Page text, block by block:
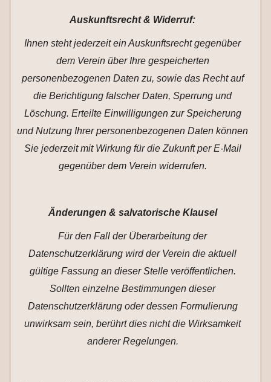
Auskunftsrecht & Widerruf:
Ihnen steht jederzeit ein Auskunftsrecht gegenüber
dem Verein über Ihre gespeicherten
personenbezogenen Daten zu, sowie das Recht auf
die Berichtigung falscher Daten, Sperrung und
Löschung. Erteilte Einwilligungen zur Speicherung
und Nutzung Ihrer personenbezogenen Daten können
Sie jederzeit mit Wirkung für die Zukunft per E-Mail
gegenüber dem Verein widerrufen.
Änderungen & salvatorische Klausel
Für den Fall der Überarbeitung der
Datenschutzerklärung wird der Verein die aktuell
gültige Fassung an dieser Stelle veröffentlichen.
Sollten einzelne Bestimmungen dieser
Datenschutzerklärung oder dessen Formulierung
unwirksam sein, berührt dies nicht die Wirksamkeit
anderer Regelungen.